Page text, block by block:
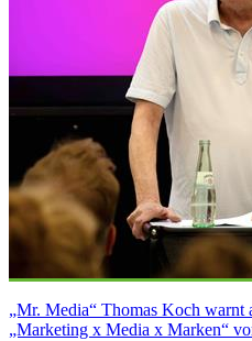
„Mr. Media“ Thomas Koch warnt
„Marketing x Media x Marken“